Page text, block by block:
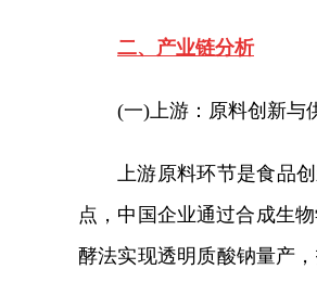
二、产业链分析
(一)上游：原料创新与
上游原料环节是食品
点，中国企业通过合成生
酵法实现透明质酸钠量产